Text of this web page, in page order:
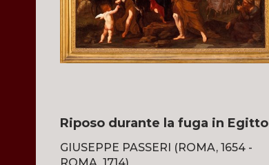
Riposo durante la fuga in Egitto
GIUSEPPE PASSERI (ROMA, 1654 -